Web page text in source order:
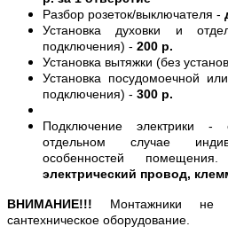
Разбор розеток/выключателя -
Установка духовки и
подключения) - 200 р.
Установка вытяжки (без
Установка посудомоечной
подключения) - 300 р.
Подключение электрики -
отдельном случае
особенностей
электрический провод,
ВНИМАНИЕ!!! Монтажники не
сантехническое оборудование.